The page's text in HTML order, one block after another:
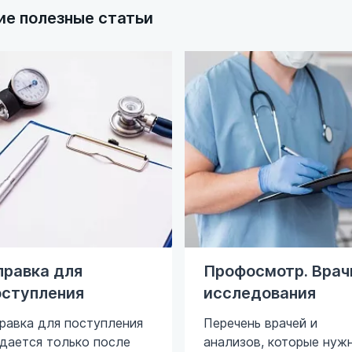
полезные статьи
Врачи и
врачей и
которые нужно
Что нужно для
оформления
медкнижки?
Чтобы оформить